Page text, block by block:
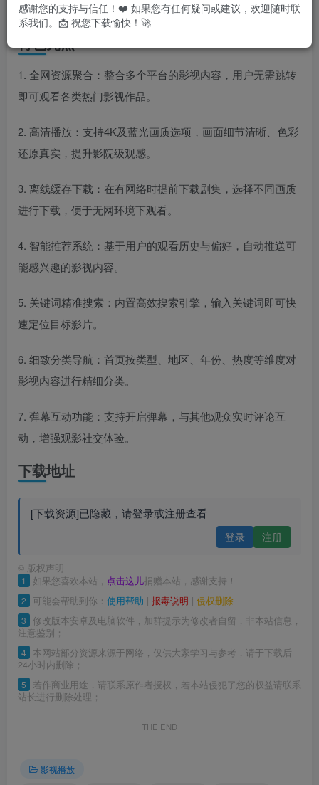
特色亮点
1. 全网资源聚合：整合多个平台的影视内容，用户无需跳转
即可观看各类热门影视作品。
2. 高清播放：支持4K及蓝光画质选项，画面细节清晰、色彩
还原真实，提升影院级观感。
3. 离线缓存下载：在有网络时提前下载剧集，选择不同画质
进行下载，便于无网环境下观看。
4. 智能推荐系统：基于用户的观看历史与偏好，自动推送可
能感兴趣的影视内容。
5. 关键词精准搜索：内置高效搜索引擎，输入关键词即可快
速定位目标影片。
6. 细致分类导航：首页按类型、地区、年份、热度等维度对
影视内容进行精细分类。
7. 弹幕互动功能：支持开启弹幕，与其他观众实时评论互
动，增强观影社交体验。
下载地址
[下载资源]已隐藏，请登录或注册查看
登录 注册
© 版权声明
1 如果您喜欢本站， 点击这儿捐赠本站，感谢支持！
2 可能会帮助到你： 使用帮助 | 报毒说明 | 侵权删除
3 修改版本安卓及电脑软件，加群提示为修改者自留，非本站信息，
注意鉴别；
4 本网站部分资源来源于网络，仅供大家学习与参考，请于下载后
24小时内删除；
5
若作商业用途，请联系原作者授权，若本站侵犯了您的权益请联系
站长进行删除处理；
THE END
影视播放
感谢您的支持与信任！❤️ 如果您有任何疑问或建议，欢迎随时联
系我们。📩 祝您下载愉快！🚀